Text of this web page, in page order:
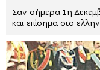
Σαν σήμερα 1η
και επίσημα στο